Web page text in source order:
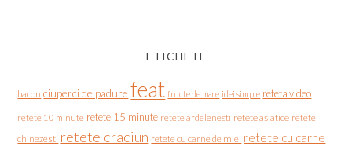
ETICHETE
bacon ciuperci de padure feat fructe de mare idei simple reteta video
retete 10 minute retete 15 minute retete ardelenesti retete asiatice retete
chinezesti retete craciun retete cu carne de miel retete cu carne